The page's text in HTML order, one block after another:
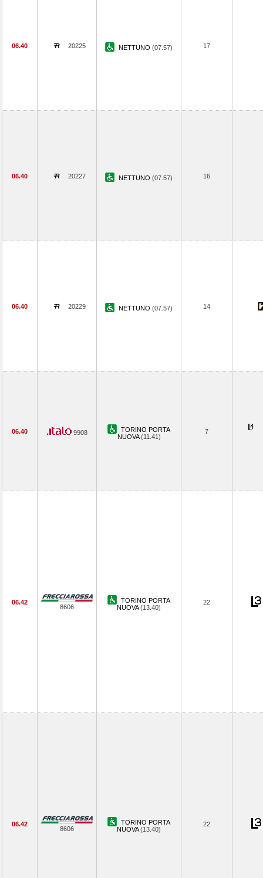
06.40 20225 NETTUNO (07.57) 17
06.40 20227 NETTUNO (07.57) 16
06.40 20229 NETTUNO (07.57) 14
06.40 9908
TORINO PORTA
NUOVA(11.41)
7
06.42
8606
TORINO PORTA
NUOVA(13.40)
22
06.42
8606
TORINO PORTA
NUOVA(13.40)
22